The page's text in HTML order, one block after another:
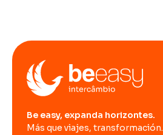
Be easy, expanda horizontes.
Más que viajes, transformación.